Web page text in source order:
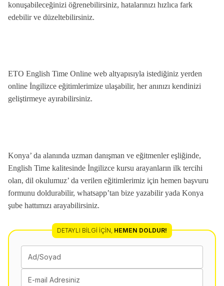
konuşabileceğinizi öğrenebilirsiniz, hatalarınızı hızlıca fark
edebilir ve düzeltebilirsiniz.
ETO English Time Online web altyapısıyla istediğiniz yerden
online İngilizce eğitimlerimize ulaşabilir, her anınızı kendinizi
geliştirmeye ayırabilirsiniz.
Konya’ da alanında uzman danışman ve eğitmenler eşliğinde,
English Time kalitesinde İngilizce kursu arayanların ilk tercihi
olan, dil okulumuz’ da verilen eğitimlerimiz için hemen başvuru
formunu doldurabilir, whatsapp’tan bize yazabilir yada Konya
şube hattımızı arayabilirsiniz.
DETAYLI BILGI İÇIN, HEMEN DOLDUR!
Ad/Soyad
E-mail Adresiniz